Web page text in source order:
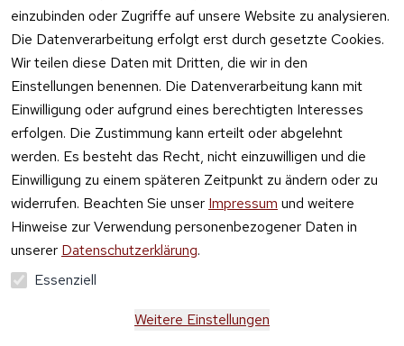
einzubinden oder Zugriffe auf unsere Website zu analysieren.
Die Datenverarbeitung erfolgt erst durch gesetzte Cookies.
Wir teilen diese Daten mit Dritten, die wir in den
Einstellungen benennen. Die Datenverarbeitung kann mit
Einwilligung oder aufgrund eines berechtigten Interesses
erfolgen. Die Zustimmung kann erteilt oder abgelehnt
werden. Es besteht das Recht, nicht einzuwilligen und die
Einwilligung zu einem späteren Zeitpunkt zu ändern oder zu
widerrufen. Beachten Sie unser Impressum und weitere
Hinweise zur Verwendung personenbezogener Daten in
unserer Datenschutzerklärung.
Essenziell
Weitere Einstellungen
Vertrag
widerrufen